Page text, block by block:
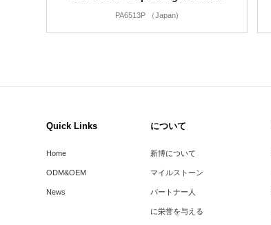
PA6513P （Japan)
Quick Links
Home
ODM&OEM
News
について
新博について
マイルストーン
パートナー人
に栄誉を与える